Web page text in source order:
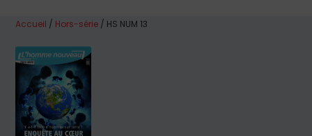
Accueil / Hors-série / HS NUM 13